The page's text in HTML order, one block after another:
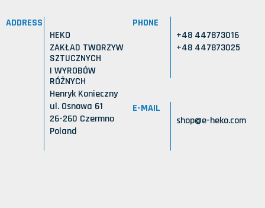
ADDRESS
HEKO
ZAKŁAD TWORZYW
SZTUCZNYCH
I WYROBÓW
RÓŻNYCH
Henryk Konieczny
ul. Osnowa 61
26-260 Czermno
Poland
PHONE
+48 447873016
+48 447873025
E-MAIL
shop@e-heko.com